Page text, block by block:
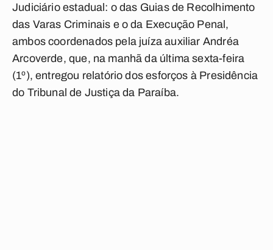
Judiciário estadual: o das Guias de Recolhimento
das Varas Criminais e o da Execução Penal,
ambos coordenados pela juíza auxiliar Andréa
Arcoverde, que, na manhã da última sexta-feira
(1º), entregou relatório dos esforços à Presidência
do Tribunal de Justiça da Paraíba.